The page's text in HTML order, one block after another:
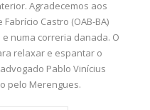
Agradecemos aos
Castro (OAB-BA)
numa correria danada. O
relaxar e espantar o
Pablo Vinícius
pelo Merengues.